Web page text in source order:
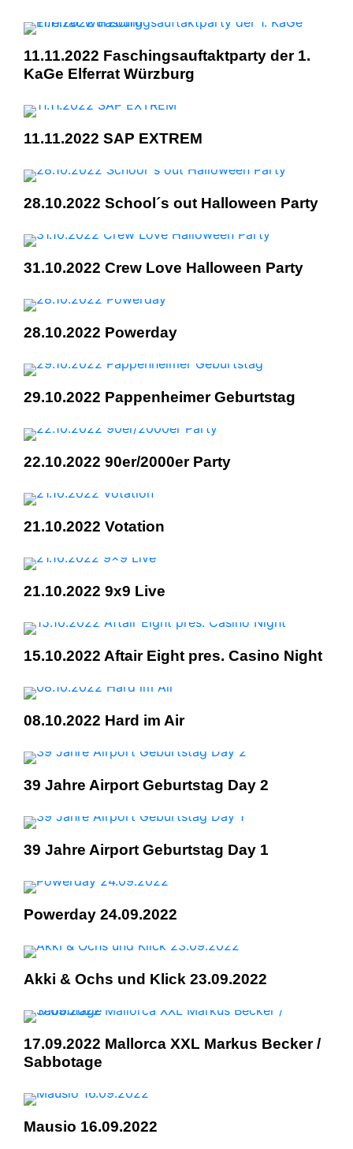
11.11.2022 Faschingsauftaktparty der 1.
KaGe Elferrat Würzburg
11.11.2022 SAP EXTREM
28.10.2022 School´s out Halloween Party
31.10.2022 Crew Love Halloween Party
28.10.2022 Powerday
29.10.2022 Pappenheimer Geburtstag
22.10.2022 90er/2000er Party
21.10.2022 Votation
21.10.2022 9x9 Live
15.10.2022 Aftair Eight pres. Casino Night
08.10.2022 Hard im Air
39 Jahre Airport Geburtstag Day 2
39 Jahre Airport Geburtstag Day 1
Powerday 24.09.2022
Akki & Ochs und Klick 23.09.2022
17.09.2022 Mallorca XXL Markus Becker /
Sabbotage
Mausio 16.09.2022